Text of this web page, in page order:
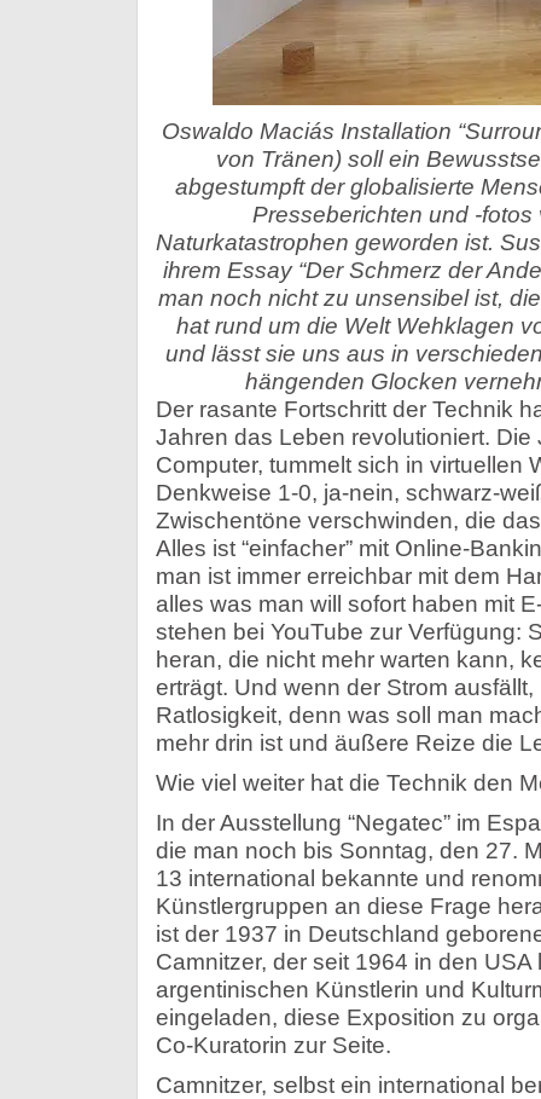
Oswaldo Maciás Installation
von Tränen) soll ein
abgestumpft der globalisierte
Presseberichten und -fotos
Naturkatastrophen geworden ist.
ihrem Essay “Der Schmerz der
man noch nicht zu unsensibel ist,
hat rund um die Welt Wehklagen
und lässt sie uns aus in
hängenden Glocken
Der rasante Fortschritt der Technik
Jahren das Leben revolutioniert. Die
Computer, tummelt sich in virtuellen
Denkweise 1-0, ja-nein, schwarz-
Zwischentöne verschwinden, die
Alles ist “einfacher” mit Online-
man ist immer erreichbar mit dem
alles was man will sofort haben mit
stehen bei YouTube zur Verfügung:
heran, die nicht mehr warten kann,
erträgt. Und wenn der Strom
Ratlosigkeit, denn was soll man
mehr drin ist und äußere Reize die
Wie viel weiter hat die Technik den
In der Ausstellung “Negatec” im
die man noch bis Sonntag, den 27.
13 international bekannte und
Künstlergruppen an diese Frage
ist der 1937 in Deutschland
Camnitzer, der seit 1964 in den
argentinischen Künstlerin und
eingeladen, diese Exposition zu
Co-Kuratorin zur Seite.
Camnitzer, selbst ein international